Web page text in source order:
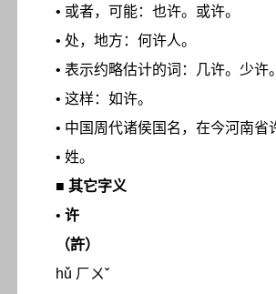
• 或者，可能：也许。或许。
• 处，地方：何许人。
• 表示约略估计的词：几许。少许
• 这样：如许。
• 中国周代诸侯国名，在今河南省
• 姓。
■ 其它字义
• 许
（許）
hǔ ㄏㄨˇ